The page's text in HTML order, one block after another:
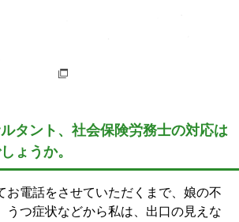
タント、社会保険労務士の対応は
ょうか。
お電話をさせていただくまで、娘の不
うつ症状などから私は、出口の見えな